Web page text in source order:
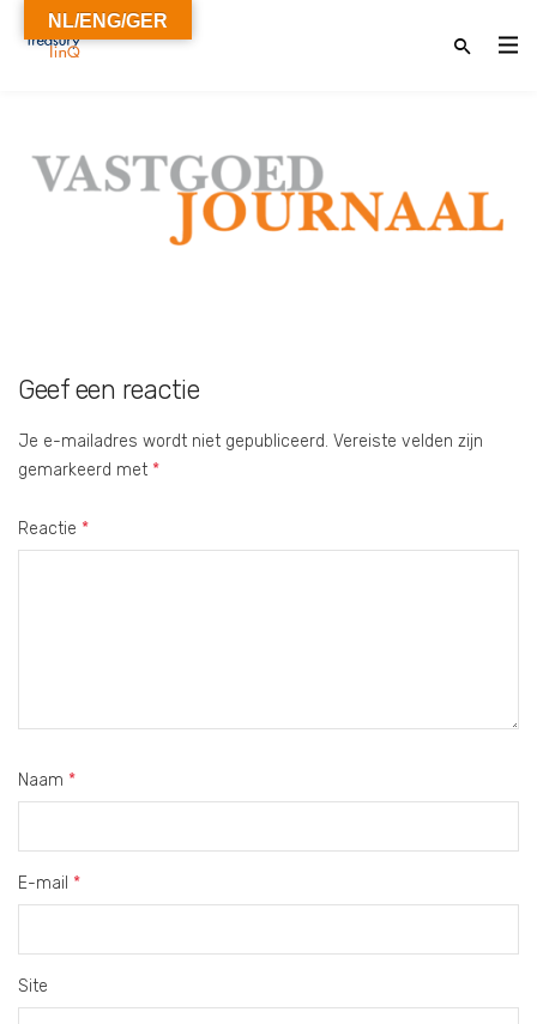
Geef een reactie
Je e-mailadres wordt niet gepubliceerd. Vereiste velden zijn
gemarkeerd met *
Reactie *
Naam *
E-mail *
Site
NL/ENG/GER